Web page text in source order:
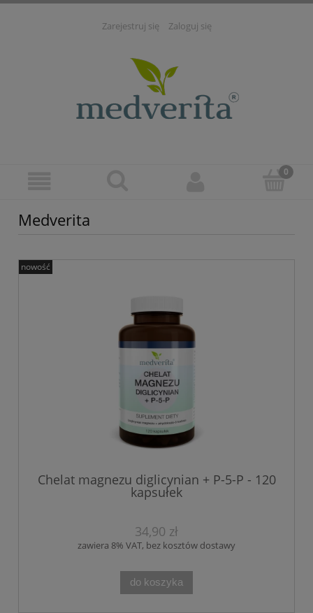
Zarejestruj się Zaloguj się
Medverita
Chelat magnezu diglicynian + P-5-P - 120
kapsułek
34,90 zł
zawiera 8% VAT, bez kosztów dostawy
do koszyka
nowość